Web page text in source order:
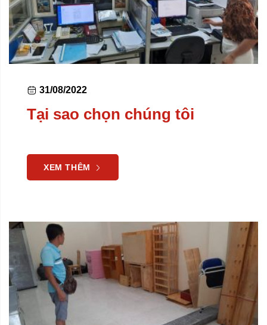
31/08/2022
Tại sao chọn chúng tôi
XEM THÊM